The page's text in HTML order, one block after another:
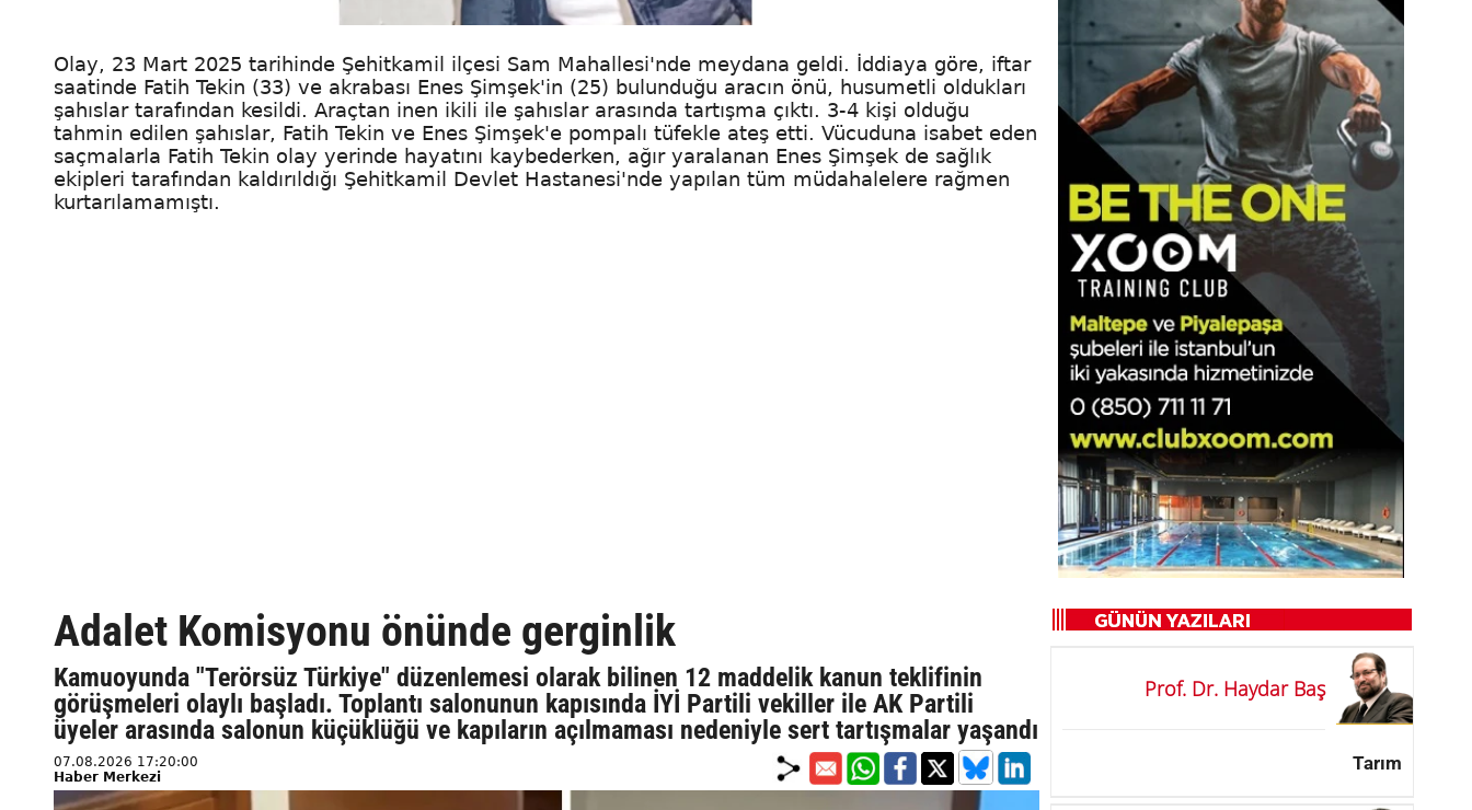
Olay, 23 Mart 2025 tarihinde Şehitkamil ilçesi Sam Mahallesi'nde meydana geldi. İddiaya göre, iftar
saatinde Fatih Tekin (33) ve akrabası Enes Şimşek'in (25) bulunduğu aracın önü, husumetli oldukları
şahıslar tarafından kesildi. Araçtan inen ikili ile şahıslar arasında tartışma çıktı. 3-4 kişi olduğu
tahmin edilen şahıslar, Fatih Tekin ve Enes Şimşek'e pompalı tüfekle ateş etti. Vücuduna isabet eden
saçmalarla Fatih Tekin olay yerinde hayatını kaybederken, ağır yaralanan Enes Şimşek de sağlık
ekipleri tarafından kaldırıldığı Şehitkamil Devlet Hastanesi'nde yapılan tüm müdahalelere rağmen
kurtarılamamıştı.
Adalet Komisyonu önünde gerginlik
Kamuoyunda "Terörsüz Türkiye" düzenlemesi olarak bilinen 12 maddelik kanun teklifinin
görüşmeleri olaylı başladı. Toplantı salonunun kapısında İYİ Partili vekiller ile AK Partili
üyeler arasında salonun küçüklüğü ve kapıların açılmaması nedeniyle sert tartışmalar yaşandı
07.08.2026 17:20:00
Haber Merkezi
Prof. Dr. Haydar Baş
Tarım